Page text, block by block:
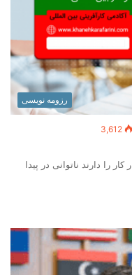
رزومه نویسی
3,612
را دارند ناتوانی در پیدا